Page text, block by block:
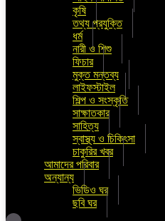
কৃষি
তথ্য প্রযুক্তি
ধর্ম
নারী ও শিশু
ফিচার
মুক্ত মন্তব্য
লাইফস্টাইল
শিল্প ও সংস্কৃতি
সাক্ষাতকার
সাহিত্য
স্বাস্থ্য ও চিকিৎসা
চাকুরির খবর
আমাদের পরিবার
অন্যান্য
ভিডিও ঘর
ছবি ঘর